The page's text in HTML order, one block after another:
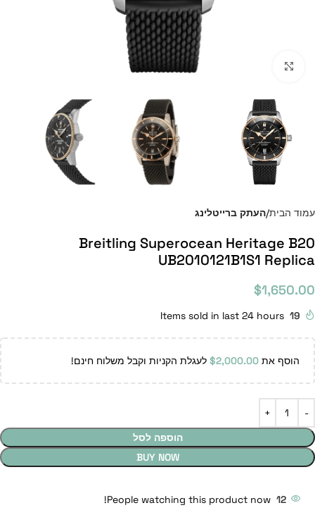
עמוד הבית העתק ברייטלינג
Breitling Superocean Heritage B20
UB2010121B1S1 Replica
$1,650.00
19
Items sold in last 24 hours
הוסף את $2,000.00 לעגלת הקניות וקבל משלוח חינם!
הוספה לסל
BUY NOW
12
People watching this product now!